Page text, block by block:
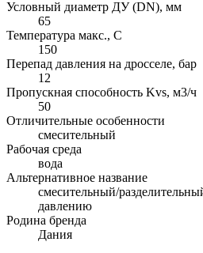
Условный диаметр ДУ (DN), мм
65
Температура макс., С
150
Перепад давления на дросселе, бар
12
Пропускная способность Kvs, м3/ч
50
Отличительные особенности
смесительный
Рабочая среда
вода
Альтернативное название
смесительный/
давлению
Родина бренда
Дания